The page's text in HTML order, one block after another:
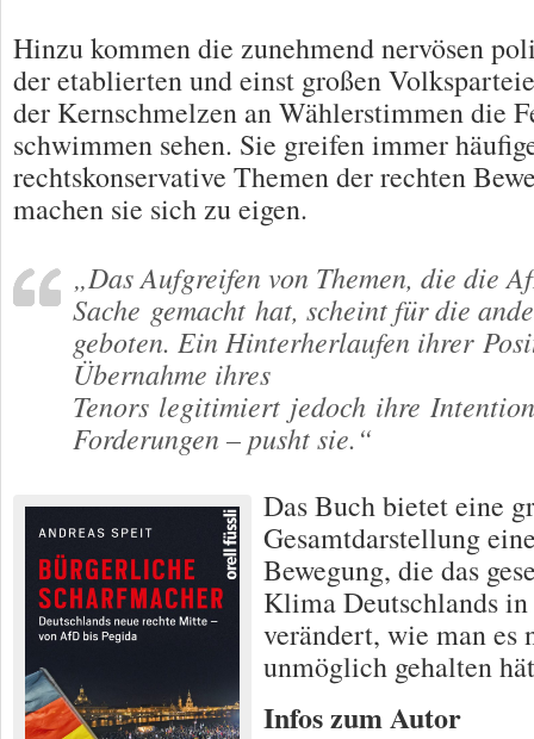
Hinzu kommen die zunehmend nervösen
der etablierten und einst großen
der Kernschmelzen an Wählerstimmen die
schwimmen sehen. Sie greifen immer
rechtskonservative Themen der rechten
machen sie sich zu eigen.
„Das Aufgreifen von Themen, die die
Sache gemacht hat, scheint für die
geboten. Ein Hinterherlaufen ihrer
Übernahme ihres
Tenors legitimiert jedoch ihre
Forderungen – pusht sie.“
Das Buch bietet eine
Gesamtdarstellung
Bewegung, die das
Klima Deutschlands
verändert, wie man
unmöglich gehalten
Infos zum Autor